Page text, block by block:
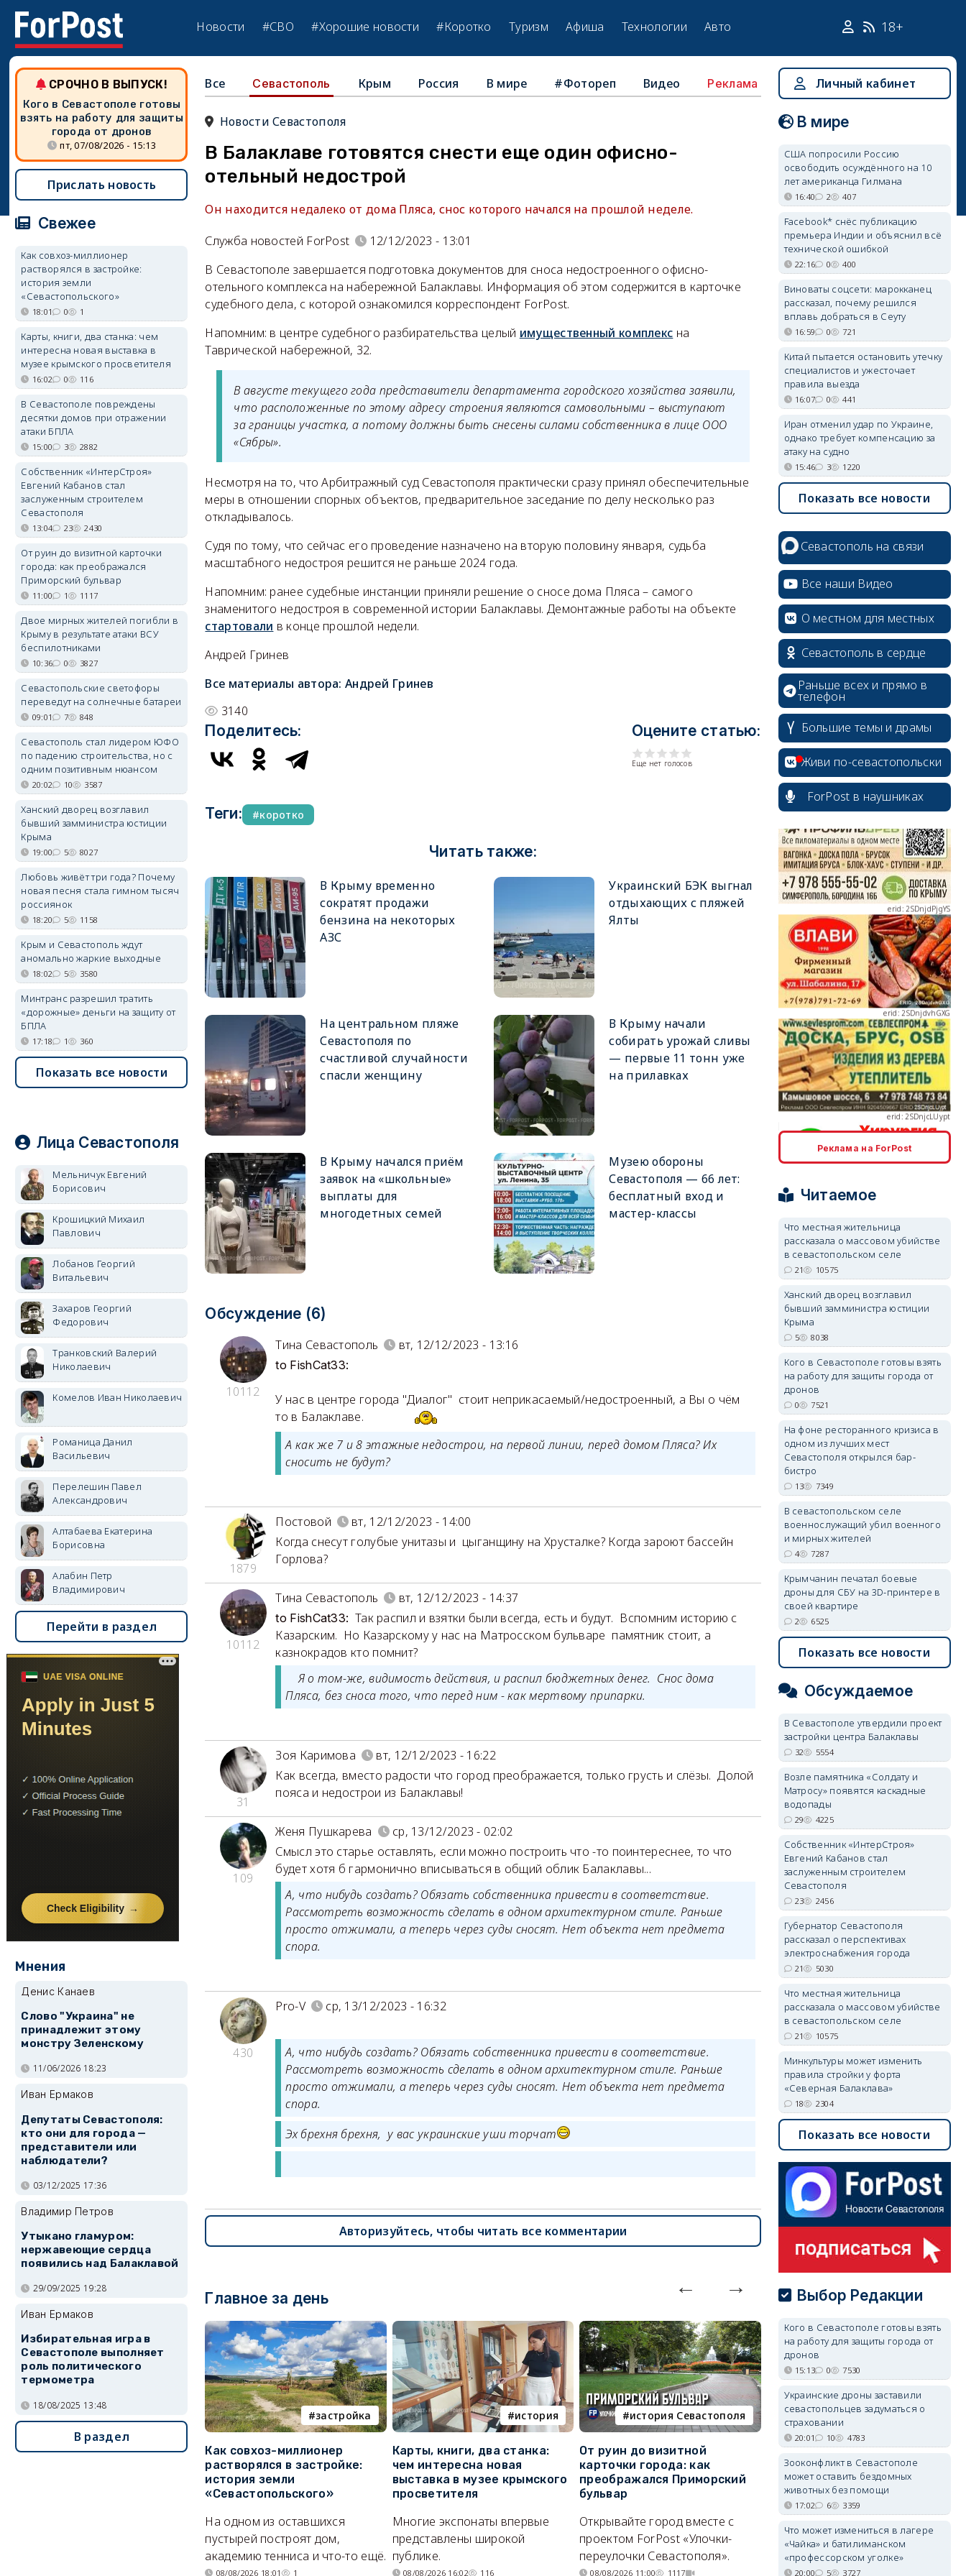
Новости #СВО #Хорошие новости #Коротко Туризм Афиша Технологии Авто 18+
Все Севастополь Крым Россия В мире #Фотореп Видео Реклама
Новости Севастополя
В Балаклаве готовятся снести еще один офисно-
отельный недострой
Он находится недалеко от дома Пляса, снос которого начался на прошлой неделе.
Служба новостей ForPost
12/12/2023 - 13:01
В Севастополе завершается подготовка документов для сноса недостроенного офисно-
отельного комплекса на набережной Балаклавы. Информация об этом содержится в карточке
судебного дела, с которой ознакомился корреспондент ForPost.
Напомним: в центре судебного разбирательства целый имущественный комплекс на
Таврической набережной, 32.
В августе текущего года представители департамента городского хозяйства заявили,
что расположенные по этому адресу строения являются самовольными – выступают
за границы участка, а потому должны быть снесены силами собственника в лице ООО
«Сябры».
Несмотря на то, что Арбитражный суд Севастополя практически сразу принял обеспечительные
меры в отношении спорных объектов, предварительное заседание по делу несколько раз
откладывалось.
Судя по тому, что сейчас его проведение назначено на вторую половину января, судьба
масштабного недостроя решится не раньше 2024 года.
Напомним: ранее судебные инстанции приняли решение о сносе дома Пляса – самого
знаменитого недостроя в современной истории Балаклавы. Демонтажные работы на объекте
стартовали в конце прошлой недели.
Андрей Гринев
Все материалы автора:Андрей Гринев
3140
Поделитесь: Оцените статью:
Еще нет голосов
Теги: коротко
Читать также:
В Крыму временно
сократят продажи
бензина на некоторых
АЗС
Украинский БЭК выгнал
отдыхающих с пляжей
Ялты
На центральном пляже
Севастополя по
счастливой случайности
спасли женщину
В Крыму начали
собирать урожай сливы
— первые 11 тонн уже
на прилавках
В Крыму начался приём
заявок на «школьные»
выплаты для
многодетных семей
Музею обороны
Севастополя — 66 лет:
бесплатный вход и
мастер-классы
Обсуждение (6)
10112
Тина Севастополь вт, 12/12/2023 - 13:16
to FishCat33:
У нас в центре города "Диалог" стоит неприкасаемый/недостроенный, а Вы о чём
то в Балаклаве.
А как же 7 и 8 этажные недострои, на первой линии, перед домом Пляса? Их
сносить не будут?
1879
Постовой
вт, 12/12/2023 - 14:00
Когда снесут голубые унитазы и цыганщину на Хрусталке? Когда зароют бассейн
Горлова?
10112
Тина Севастополь вт, 12/12/2023 - 14:37
to FishCat33: Так распил и взятки были всегда, есть и будут. Вспомним историю с
Казарским. Но Казарскому у нас на Матросском бульваре памятник стоит, а
казнокрадов кто помнит?
Я о том-же, видимость действия, и распил бюджетных денег. Снос дома
Пляса, без сноса того, что перед ним - как мертвому припарки.
31
Зоя Каримова
вт, 12/12/2023 - 16:22
Как всегда, вместо радости что город преображается, только грусть и слёзы. Долой
пояса и недострои из Балаклавы!
109
Женя Пушкарева
ср, 13/12/2023 - 02:02
Смысл это старье оставлять, если можно построить что -то поинтереснее, то что
будет хотя б гармонично вписываться в общий облик Балаклавы...
А, что нибудь создать? Обязать собственника привести в соответствие.
Рассмотреть возможность сделать в одном архитектурном стиле. Раньше
просто отжимали, а теперь через суды сносят. Нет объекта нет предмета
спора.
430
Pro-V ср, 13/12/2023 - 16:32
А, что нибудь создать? Обязать собственника привести в соответствие.
Рассмотреть возможность сделать в одном архитектурном стиле. Раньше
просто отжимали, а теперь через суды сносят. Нет объекта нет предмета
спора.
Эх брехня брехня, у вас украинские уши торчат
Авторизуйтесь, чтобы читать все комментарии
Главное за день
застройка
Как совхоз-миллионер
растворялся в застройке:
история земли
«Севастопольского»
На одном из оставшихся
пустырей построят дом,
академию тенниса и что-то ещё.
08/08/2026 18:01 1
история
Карты, книги, два станка:
чем интересна новая
выставка в музее крымского
просветителя
Многие экспонаты впервые
представлены широкой
публике.
08/08/2026 16:02 116
история Севастополя
От руин до визитной
карточки города: как
преображался Приморский
бульвар
Открывайте город вместе с
проектом ForPost «Улочки-
переулочки Севастополя».
08/08/2026 11:00 1117
недвижимость
Севастополь стал лидером
ЮФО по падению
строительства, но с одним
позитивным нюансом
совершенно по-разному.
07/08/2026 20:02 3587
СРОЧНО В ВЫПУСК!
Кого в Севастополе готовы
взять на работу для защиты
города от дронов
пт, 07/08/2026 - 15:13
Прислать новость
Свежее
Как совхоз-миллионер
растворялся в застройке:
история земли
«Севастопольского»
18:01 0 1
Карты, книги, два станка: чем
интересна новая выставка в
музее крымского просветителя
16:02 0 116
В Севастополе повреждены
десятки домов при отражении
атаки БПЛА
15:00 3 2882
Собственник «ИнтерСтроя»
Евгений Кабанов стал
заслуженным строителем
Севастополя
13:04 23 2430
От руин до визитной карточки
города: как преображался
Приморский бульвар
11:00 1 1117
Двое мирных жителей погибли в
Крыму в результате атаки ВСУ
беспилотниками
10:36 0 3827
Севастопольские светофоры
переведут на солнечные батареи
09:01 7 848
Севастополь стал лидером ЮФО
по падению строительства, но с
одним позитивным нюансом
20:02 10 3587
Ханский дворец возглавил
бывший замминистра юстиции
Крыма
19:00 5 8027
Любовь живёт три года? Почему
новая песня стала гимном тысяч
россиянок
18:20 5 1158
Крым и Севастополь ждут
аномально жаркие выходные
18:02 5 3580
Минтранс разрешил тратить
«дорожные» деньги на защиту от
БПЛА
17:18 1 360
Показать все новости
Лица Севастополя
Мельничук Евгений
Борисович
Крошицкий Михаил
Павлович
Лобанов Георгий
Витальевич
Захаров Георгий
Федорович
Транковский Валерий
Николаевич
Комелов Иван Николаевич
Романица Данил
Васильевич
Перелешин Павел
Александрович
Алтабаева Екатерина
Борисовна
Алабин Петр
Владимирович
Перейти в раздел
Мнения
Денис Канаев
Слово "Украина" не
принадлежит этому
монстру Зеленскому
11/06/2026 18:23
Иван Ермаков
Депутаты Севастополя:
кто они для города —
представители или
наблюдатели?
03/12/2025 17:36
Владимир Петров
Утыкано гламуром:
нержавеющие сердца
появились над Балаклавой
29/09/2025 19:28
Иван Ермаков
Избирательная игра в
Севастополе выполняет
роль политического
термометра
18/08/2025 13:48
В раздел
Личный кабинет
В мире
США попросили Россию
освободить осуждённого на 10
лет американца Гилмана
16:40 2 407
Facebook* снёс публикацию
премьера Индии и объяснил всё
технической ошибкой
22:16 0 400
Виноваты соцсети: марокканец
рассказал, почему решился
вплавь добраться в Сеуту
16:59 0 721
Китай пытается остановить утечку
специалистов и ужесточает
правила выезда
16:07 0 441
Иран отменил удар по Украине,
однако требует компенсацию за
атаку на судно
15:46 3 1220
Показать все новости
Севастополь на связи
Все наши Видео
О местном для местных
Севастополь в сердце
Раньше всех и прямо в
телефон
Большие темы и драмы
Живи по-севастопольски
ForPost в наушниках
erid: 2SDnjcrDNw6
erid: 2SDnjdPjgYS
erid: 2SDnjdvhGXG
erid: 2SDnjcLUypt
erid: 2SDnjcrDNw6
erid: 2SDnjdvhGXG
Реклама на ForPost
Читаемое
Что местная жительница
рассказала о массовом убийстве
в севастопольском селе
21 10575
Ханский дворец возглавил
бывший замминистра юстиции
Крыма
5 8038
Кого в Севастополе готовы взять
на работу для защиты города от
дронов
0 7521
На фоне ресторанного кризиса в
одном из лучших мест
Севастополя открылся бар-
бистро
13 7349
В севастопольском селе
военнослужащий убил военного
и мирных жителей
4 7287
Крымчанин печатал боевые
дроны для СБУ на 3D-принтере в
своей квартире
2 6525
Показать все новости
Обсуждаемое
В Севастополе утвердили проект
застройки центра Балаклавы
32 5554
Возле памятника «Солдату и
Матросу» появятся каскадные
водопады
29 4225
Собственник «ИнтерСтроя»
Евгений Кабанов стал
заслуженным строителем
Севастополя
23 2456
Губернатор Севастополя
рассказал о перспективах
электроснабжения города
21 5030
Что местная жительница
рассказала о массовом убийстве
в севастопольском селе
21 10575
Минкультуры может изменить
правила стройки у форта
«Северная Балаклава»
18 2304
Показать все новости
Выбор Редакции
Кого в Севастополе готовы взять
на работу для защиты города от
дронов
15:13 0 7530
Украинские дроны заставили
севастопольцев задуматься о
страховании
20:01 10 4783
Зооконфликт в Севастополе
может оставить бездомных
животных без помощи
17:02 6 3359
Что может измениться в лагере
«Чайка» и батилиманском
«профессорском уголке»
20:00 5 3727